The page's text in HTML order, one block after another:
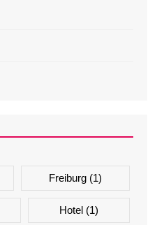
Freiburg (1)
Hotel(1)